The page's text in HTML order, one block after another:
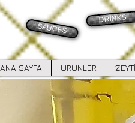
SAUCES
DRINKS
ANA SAYFA ÜRÜNLER